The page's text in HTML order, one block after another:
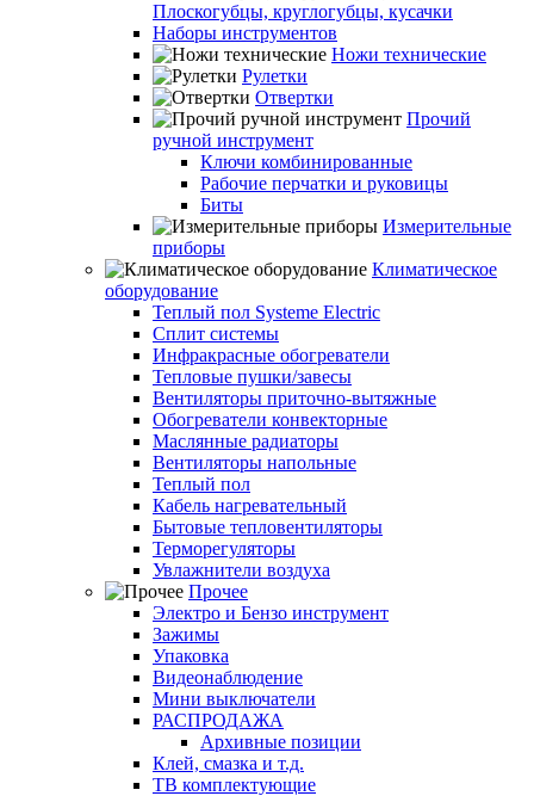
Плоскогубцы, круглогубцы, кусачки
Наборы инструментов
Ножи технические
Рулетки
Отвертки
Прочий
ручной инструмент
Ключи комбинированные
Рабочие перчатки и руковицы
Биты
Измерительные
приборы
Климатическое
оборудование
Теплый пол Systeme Electric
Сплит системы
Инфракрасные обогреватели
Тепловые пушки/завесы
Вентиляторы приточно-вытяжные
Обогреватели конвекторные
Маслянные радиаторы
Вентиляторы напольные
Теплый пол
Кабель нагревательный
Бытовые тепловентиляторы
Терморегуляторы
Увлажнители воздуха
Прочее
Электро и Бензо инструмент
Зажимы
Упаковка
Видеонаблюдение
Мини выключатели
РАСПРОДАЖА
Архивные позиции
Клей, смазка и т.д.
ТВ комплектующие